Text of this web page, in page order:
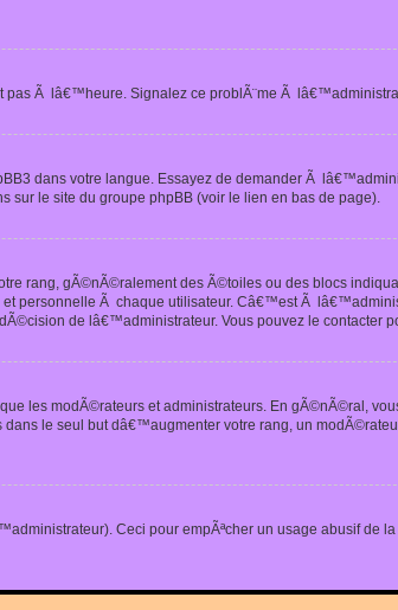
Ã lâ€™heure. Signalez ce problÃ¨me Ã
dans votre langue. Essayez de demander Ã
le site du groupe phpBB (voir le lien en bas de page).
rang, gÃ©nÃ©ralement des Ã©toiles ou des blocs
et personnelle Ã chaque utilisateur. Câ€™est Ã
de lâ€™administrateur. Vous pouvez le contacter
les modÃ©rateurs et administrateurs. En gÃ©nÃ©ral,
le seul but dâ€™augmenter votre rang, un
Ceci pour empÃªcher un usage abusif de